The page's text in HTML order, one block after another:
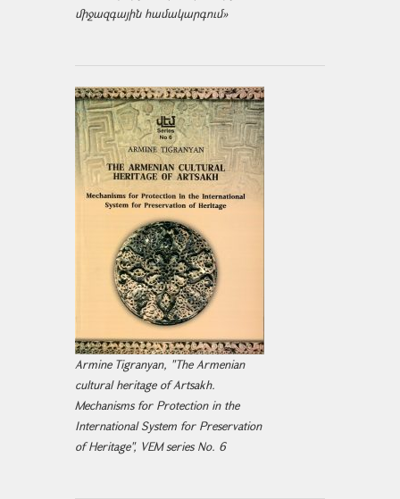
միջազ­գային համակարգում»
Armine Tigranyan, "The Armenian
cultural heritage of Artsakh.
Mechanisms for Protection in the
International System for Preservation
of Heritage", VEM series No. 6